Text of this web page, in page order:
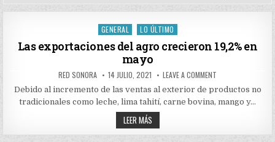
Posted
GENERAL LO ÚLTIMO
Las exportaciones del agro crecieron 19,2% en
mayo
AUTHOR:
RED SONORA PUBLISHED
DATE:
14 JULIO, 2021 LEAVE A COMMENT
EXPORTACIONES
AGRO
MAYO
Debido al incremento de las ventas al exterior de productos no
tradicionales como leche, lima tahití, carne bovina, mango y…
LEER MÁSLAS
EXPORTACIONES
DEL